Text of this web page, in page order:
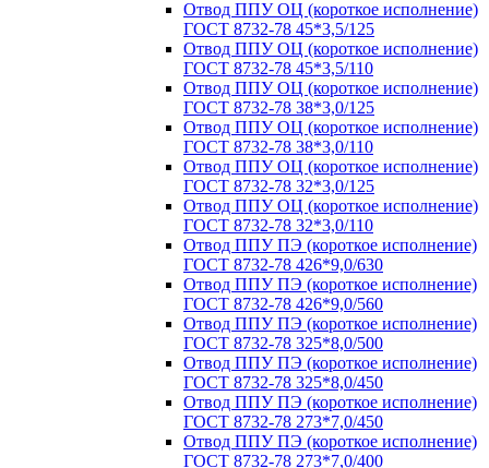
Отвод ППУ ОЦ (короткое исполнение)
ГОСТ 8732-78 45*3,5/125
Отвод ППУ ОЦ (короткое исполнение)
ГОСТ 8732-78 45*3,5/110
Отвод ППУ ОЦ (короткое исполнение)
ГОСТ 8732-78 38*3,0/125
Отвод ППУ ОЦ (короткое исполнение)
ГОСТ 8732-78 38*3,0/110
Отвод ППУ ОЦ (короткое исполнение)
ГОСТ 8732-78 32*3,0/125
Отвод ППУ ОЦ (короткое исполнение)
ГОСТ 8732-78 32*3,0/110
Отвод ППУ ПЭ (короткое исполнение)
ГОСТ 8732-78 426*9,0/630
Отвод ППУ ПЭ (короткое исполнение)
ГОСТ 8732-78 426*9,0/560
Отвод ППУ ПЭ (короткое исполнение)
ГОСТ 8732-78 325*8,0/500
Отвод ППУ ПЭ (короткое исполнение)
ГОСТ 8732-78 325*8,0/450
Отвод ППУ ПЭ (короткое исполнение)
ГОСТ 8732-78 273*7,0/450
Отвод ППУ ПЭ (короткое исполнение)
ГОСТ 8732-78 273*7,0/400